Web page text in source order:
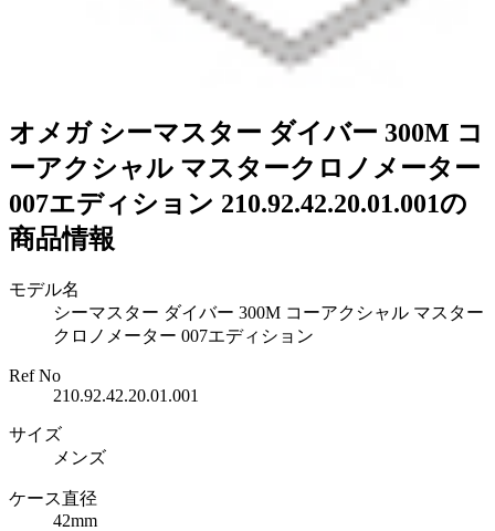
オメガ シーマスター ダイバー 300M コ
ーアクシャル マスタークロノメーター
007エディション 210.92.42.20.01.001の
商品情報
モデル名
シーマスター ダイバー 300M コーアクシャル マスター
クロノメーター 007エディション
Ref No
210.92.42.20.01.001
サイズ
メンズ
ケース直径
42mm